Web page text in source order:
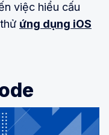
việc hiểu cấu
ứng dụng iOS